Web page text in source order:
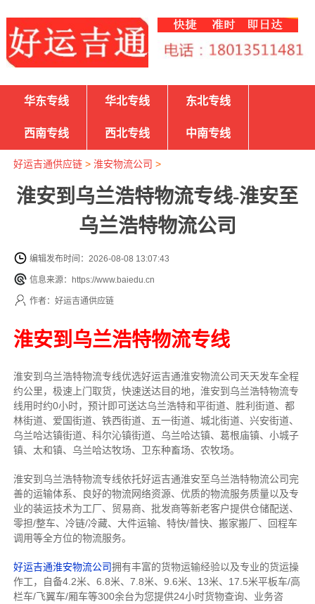
华东专线 华北专线 东北专线
西南专线 西北专线 中南专线
好运吉通供应链> 淮安物流公司 >
淮安到乌兰浩特物流专线-淮安至
乌兰浩特物流公司
编辑发布时间：2026-08-08 13:07:43
信息来源：https://www.baiedu.cn
作者：好运吉通供应链
淮安到乌兰浩特物流专线
淮安到乌兰浩特物流专线优选好运吉通淮安物流公司天天发车全程
约公里， 极速上门取货，快速送达目的地，淮安到乌兰浩特物流专
线用时约0小时，预计即可送达乌兰浩特和平街道、胜利街道、都
林街道、爱国街道、铁西街道、五一街道、城北街道、兴安街道、
乌兰哈达镇街道、科尔沁镇街道、乌兰哈达镇、葛根庙镇、小城子
镇、太和镇、乌兰哈达牧场、卫东种畜场、农牧场。
淮安到乌兰浩特物流专线依托好运吉通淮安至乌兰浩特物流公司完
善的运输体系、良好的物流网络资源、优质的物流服务质量以及专
业的装运技术为工厂、贸易商、批发商等新老客户提供仓储配送、
零担/整车、冷链/冷藏、大件运输、特快/普快、搬家搬厂、回程车
调用等全方位的物流服务。
好运吉通淮安物流公司拥有丰富的货物运输经验以及专业的货运操
作工，自备4.2米、6.8米、7.8米、9.6米、13米、17.5米平板车/高
栏车/飞翼车/厢车等300余台为您提供24小时货物查询、业务咨